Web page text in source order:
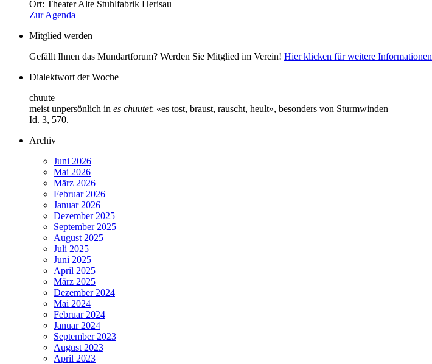
Ort: Theater Alte Stuhlfabrik Herisau
Zur Agenda
Mitglied werden
Gefällt Ihnen das Mundartforum? Werden Sie Mitglied im Verein! Hier klicken für weitere Informationen
Dialektwort der Woche
chuute
meist unpersönlich in es chuutet: «es tost, braust, rauscht, heult», besonders von Sturmwinden
Id. 3, 570.
Archiv
Juni 2026
Mai 2026
März 2026
Februar 2026
Januar 2026
Dezember 2025
September 2025
August 2025
Juli 2025
Juni 2025
April 2025
März 2025
Dezember 2024
Mai 2024
Februar 2024
Januar 2024
September 2023
August 2023
April 2023